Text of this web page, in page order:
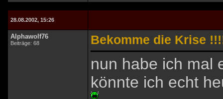
28.08.2002, 15:26
Alphawolf76
Beiträge: 68 Bekomme die Krise
nun habe ich mal
könnte ich echt